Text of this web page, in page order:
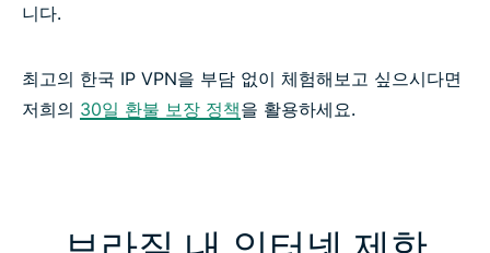
니다.
최고의 한국 IP VPN을 부담 없이 체험해보고 싶으시다면
저희의 30일 환불 보장 정책을 활용하세요.